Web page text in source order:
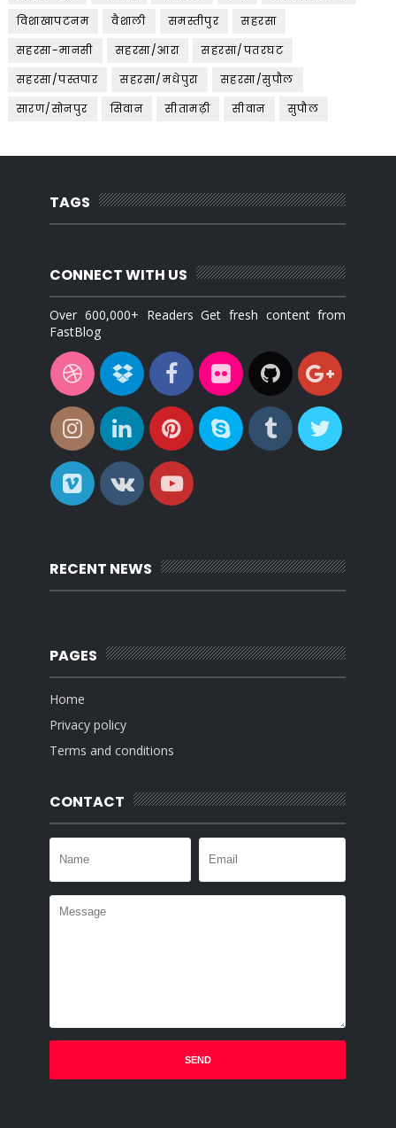
विशाखापटनम
वैशाली समस्तीपुर
सहरसा
सहरसा-मानसी
सहरसा/आरा
सहरसा/पतरघट
सहरसा/पस्तपार
सहरसा/मधेपुरा
सहरसा/सुपौल
सारण/सोनपुर
सिवान सीतामढ़ी सीवान सुपौल
TAGS
CONNECT WITH US
Over 600,000+ Readers Get fresh content from
FastBlog
RECENT NEWS
PAGES
Home
Privacy policy
Terms and conditions
CONTACT